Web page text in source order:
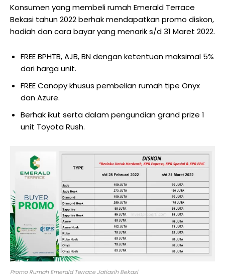
Konsumen yang membeli rumah Emerald Terrace
Bekasi tahun 2022 berhak mendapatkan promo diskon,
hadiah dan cara bayar yang menarik s/d 31 Maret 2022.
FREE BPHTB, AJB, BN dengan ketentuan maksimal 5%
dari harga unit.
FREE Canopy khusus pembelian rumah tipe Onyx
dan Azure.
Berhak ikut serta dalam pengundian grand prize 1
unit Toyota Rush.
Promo Rumah Emerald Terrace Jatiasih Bekasi